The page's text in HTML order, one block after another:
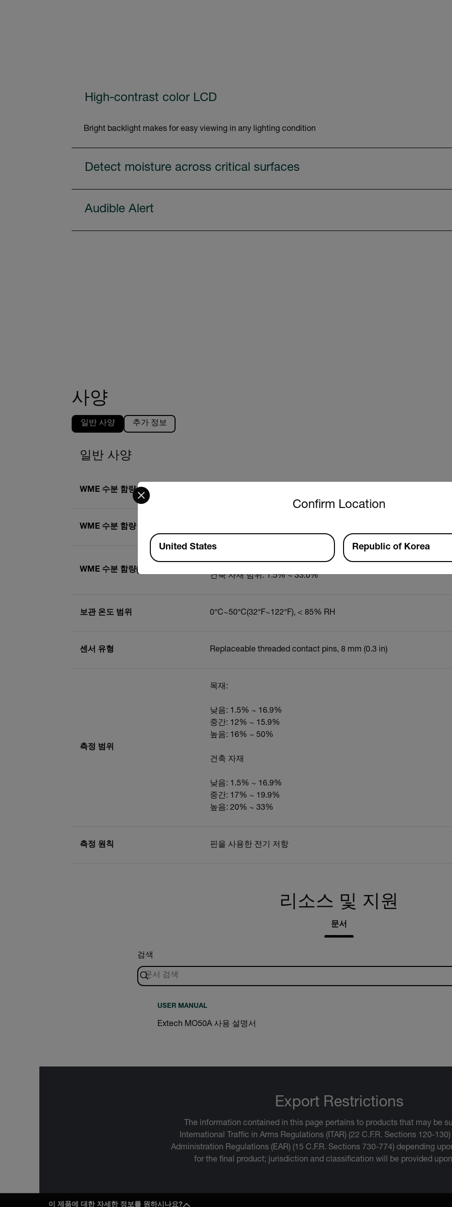
High-contrast color LCD
Bright backlight makes for easy viewing in any lighting condition
Detect moisture across critical surfaces
Audible Alert
사양
일반 사양 추가 정보
일반 사양
WME 수분 함량 기본 정확도(핀)
WME 수분 함량 최대 해상도(핀)
WME 수분 함량(핀)
목재 범위: 5.0% ~ 50.0%
건축 자재 범위: 1.5% ~ 33.0%
보관 온도 범위 0°C~50°C(32°F~122°F), < 85% RH
센서 유형 Replaceable threaded contact pins, 8 mm (0.3 in)
측정 범위
목재:
낮음: 1.5% ~ 16.9%
중간: 12% ~ 15.9%
높음: 16% ~ 50%
건축 자재
낮음: 1.5% ~ 16.9%
중간: 17% ~ 19.9%
높음: 20% ~ 33%
측정 원칙 핀을 사용한 전기 저항
리소스 및 지원
문서
검색
USER MANUAL
Extech MO50A 사용 설명서
Export Restrictions
The information contained in this page pertains to products that may be
International Traffic in Arms Regulations (ITAR) (22 C.F.R. Sections 120-
Administration Regulations (EAR) (15 C.F.R. Sections 730-774) depending
for the final product; jurisdiction and classification will be provided
이 제품에 대한 자세한 정보를 원하시나요?
Confirm Location
Select your preferred country and language from the options below to access the
Available Locations
United States Republic of Korea